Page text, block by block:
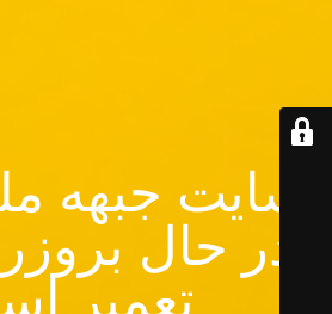
سایت جبهه
در حال
تعمیر